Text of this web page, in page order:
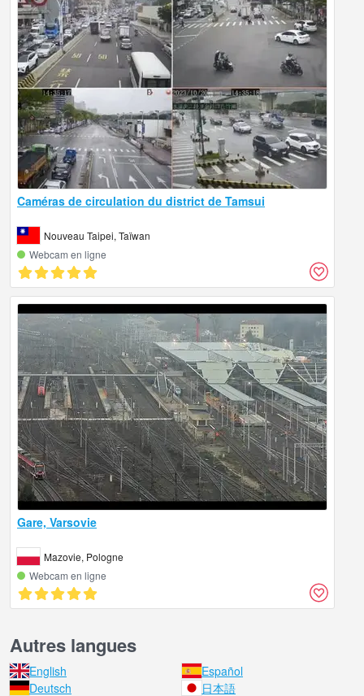
Caméras de circulation du district de Tamsui
Nouveau Taipei, Taïwan
Webcam en ligne
Gare, Varsovie
Mazovie, Pologne
Webcam en ligne
Autres langues
English
Español
Deutsch
日本語